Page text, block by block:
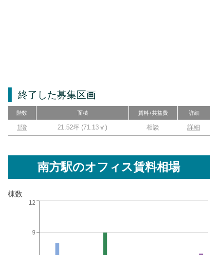
終了した募集区画
階数 面積 賃料+共益費 詳細
1階 21.52坪 (71.13㎡) 相談 詳細
南方駅のオフィス賃料相場
棟数
9
12